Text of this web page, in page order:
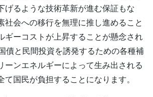
げるような技術革新が進む保証もな
社会への移行を無理に推し進めること
ギーコストが上昇することが懸念され
債と民間投資を誘発するための各種補
ーンエネルギーによって生み出される
て国民が負担することになります。